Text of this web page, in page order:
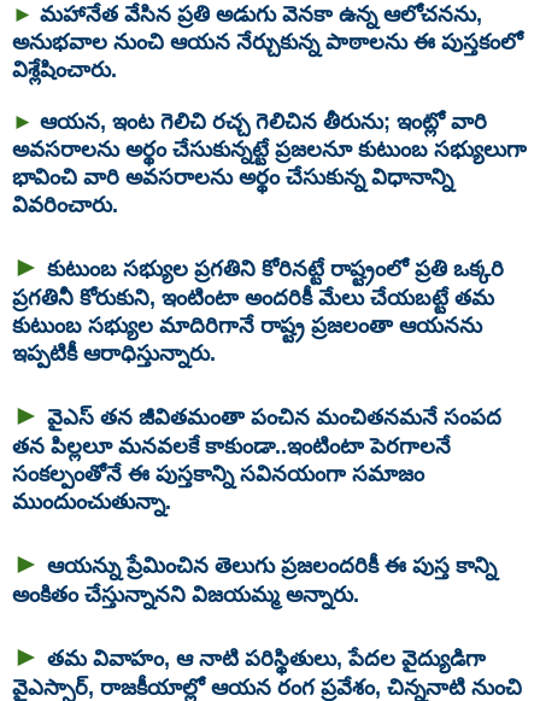
► మహానేత వేసిన ప్రతి అడుగు వెనకా ఉన్న ఆలోచనను,
అనుభవాల నుంచి ఆయన నేర్చుకున్న పాఠాలను ఈ పుస్తకంలో
విశ్లేషించారు.
► ఆయన, ఇంట గెలిచి రచ్చ గెలిచిన తీరును; ఇంట్లో వారి
అవసరాలను అర్థం చేసుకున్నట్టే ప్రజలనూ కుటుంబ సభ్యులుగా
భావించి వారి అవసరాలను అర్థం చేసుకున్న విధానాన్ని
వివరించారు.
► కుటుంబ సభ్యుల ప్రగతిని కోరినట్టే రాష్ట్రంలో ప్రతి ఒక్కరి
ప్రగతినీ కోరుకుని, ఇంటింటా అందరికీ మేలు చేయబట్టే తమ
కుటుంబ సభ్యుల మాదిరిగానే రాష్ట్ర ప్రజలంతా ఆయనను
ఇప్పటికీ ఆరాధిస్తున్నారు.
► వైఎస్‌ తన జీవితమంతా పంచిన మంచితనమనే సంపద
తన పిల్లలూ మనవలకే కాకుండా..ఇంటింటా పెరగాలనే
సంకల్పంతోనే ఈ పుస్తకాన్ని సవినయంగా సమాజం
ముందుంచుతున్నా.
► ఆయన్ను ప్రేమించిన తెలుగు ప్రజలందరికీ ఈ పుస్త కాన్ని
అంకితం చేస్తున్నానని విజయమ్మ అన్నారు.
► తమ వివాహం, ఆ నాటి పరిస్థితులు, పేదల వైద్యుడిగా
వైఎస్సార్, రాజకీయాల్లో ఆయన రంగ ప్రవేశం, చిన్ననాటి నుంచి